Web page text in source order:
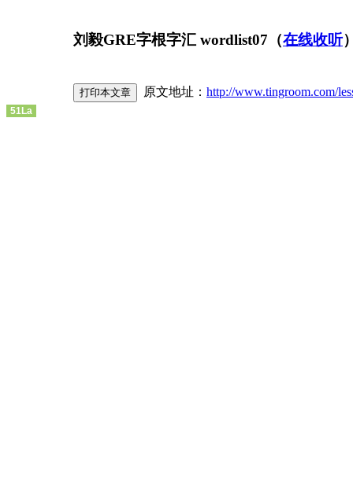
刘毅GRE字根字汇 wordlist07（在线收听
原文地址： http://www.tingroom.com/
51La